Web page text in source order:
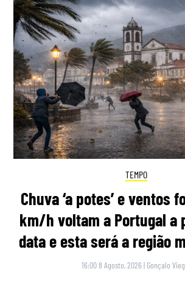
TEMPO
Chuva ‘a potes’ e ventos
km/h voltam a Portugal a
data e esta será a região
16:00 8 Agosto, 2026 | Gonçalo